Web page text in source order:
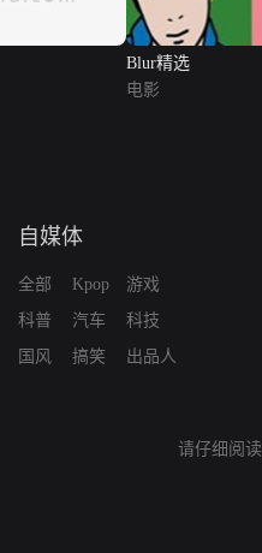
Blur精选
电影
自媒体
全部
科普
国风
Kpop
汽车
搞笑
游戏
科技
出品人
请仔细阅读